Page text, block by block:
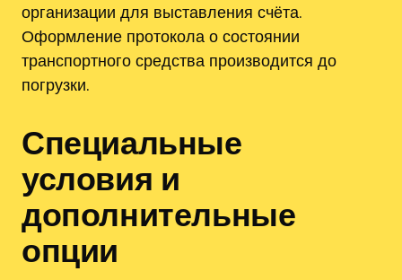
организации для выставления счёта.
Оформление протокола о состоянии
транспортного средства производится до
погрузки.
Специальные
условия и
дополнительные
опции